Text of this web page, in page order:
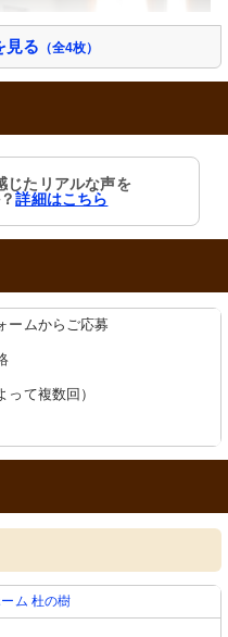
ビングダイニング
たりとした空間で食事ができる、
い窓辺のダイニングです。
見る （全4枚）
じたリアルな声を
詳細はこちら
ームからご応募
て複数回）
ム 杜の樹